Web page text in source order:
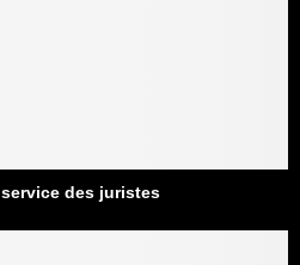
des juristes